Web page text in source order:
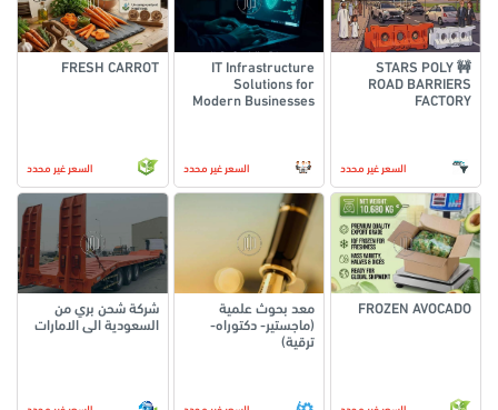
🚧 STARS POLY
ROAD BARRIERS
FACTORY
السعر غير محدد
IT Infrastructure
Solutions for
Modern Businesses
السعر غير محدد
FRESH CARROT
السعر غير محدد
FROZEN AVOCADO
معد بحوث علمية
(ماجستير- دكتوراه-
ترقية)
شركة شحن بري من
السعودية الى الامارات